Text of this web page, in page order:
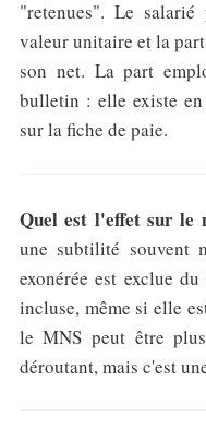
"retenues". Le
valeur unitaire et la
son net. La part
bulletin : elle existe
sur la fiche de paie.
Quel est l'effet sur le
une subtilité souvent
exonérée est exclue
incluse, même si elle
le MNS peut être
déroutant, mais c'est